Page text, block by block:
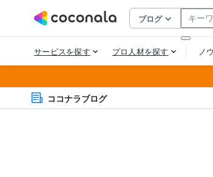
ココナラブログ